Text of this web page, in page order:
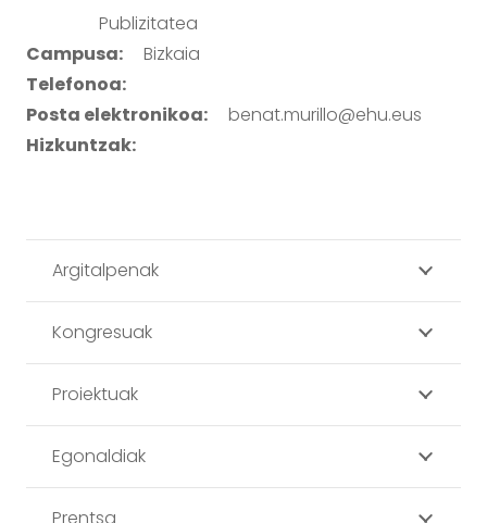
Publizitatea
Campusa:
Bizkaia
Telefonoa:
Posta elektronikoa:
benat.murillo@ehu.eus
Hizkuntzak:
Argitalpenak
Kongresuak
Proiektuak
Egonaldiak